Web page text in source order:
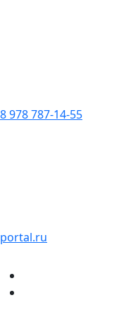
8 978 787-14-55
portal.ru